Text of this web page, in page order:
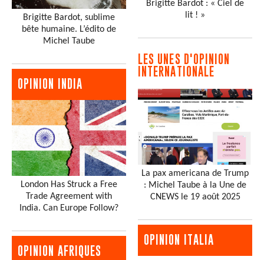
Brigitte Bardot, sublime
bête humaine. L’édito de
Michel Taube
OPINION INDIA
London Has Struck a Free
Trade Agreement with
India. Can Europe Follow?
OPINION AFRIQUES
Brigitte Bardot : « Ciel de
lit ! »
LES UNES D'OPINION
INTERNATIONALE
La pax americana de Trump
: Michel Taube à la Une de
CNEWS le 19 août 2025
OPINION ITALIA